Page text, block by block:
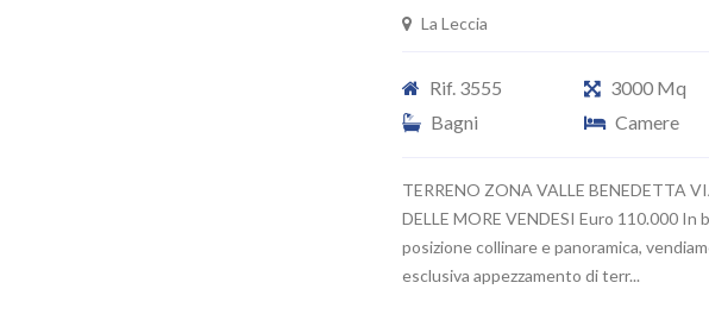
La Leccia
Rif. 3555
3000 Mq
Bagni
Camere
TERRENO ZONA VALLE BENEDETTA
DELLE MORE VENDESI Euro 110.000 In
posizione collinare e panoramica,
esclusiva appezzamento di terr...